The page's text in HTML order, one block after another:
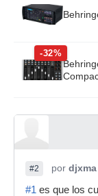
-32%
#2 por djxma
#1 es que los